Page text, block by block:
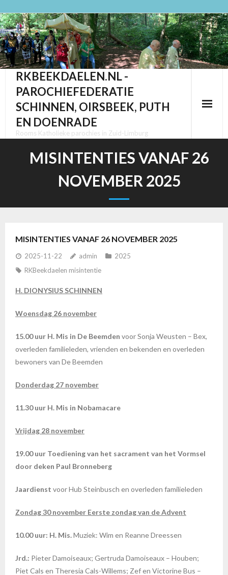
Ga
naar
de
inhoud
RKBEEKDAELEN.NL -
PAROCHIEFEDERATIE
SCHINNEN, OIRSBEEK, PUTH
EN DOENRADE
Rooms Katholieke parochies in Zuid-Limburg
MISINTENTIES VANAF 26
NOVEMBER 2025
MISINTENTIES VANAF 26 NOVEMBER 2025
2025-11-22 admin
2025
RKBeekdaelen misintentie
H. DIONYSIUS SCHINNEN
Woensdag 26 november
15.00 uur H. Mis in De Beemden voor Sonja Weusten – Bex,
overleden familieleden, vrienden en bekenden en overleden
bewoners van De Beemden
Donderdag 27 november
11.30 uur H. Mis in Nobamacare
Vrijdag 28 november
19.00 uur Toediening van het sacrament van het Vormsel
door deken Paul Bronneberg
Jaardienst voor Hub Steinbusch en overleden familieleden
Zondag 30 november Eerste zondag van de Advent
10.00 uur: H. Mis.Muziek: Wim en Reanne Dreessen
Jrd.: Pieter Damoiseaux; Gertruda Damoiseaux – Houben;
Piet Cals en Theresia Cals-Willems; Zef en Victorine Bus –